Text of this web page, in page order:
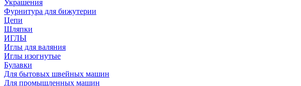
Украшения
Фурнитура для бижутерии
Цепи
Шляпки
ИГЛЫ
Иглы для валяния
Иглы изогнутые
Булавки
Для бытовых швейных машин
Для промышленных машин